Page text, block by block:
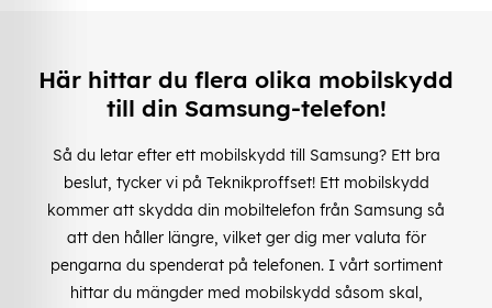
Här hittar du flera olika mobilskydd
till din Samsung-telefon!
Så du letar efter ett mobilskydd till Samsung? Ett bra
beslut, tycker vi på Teknikproffset! Ett mobilskydd
kommer att skydda din mobiltelefon från Samsung så
att den håller längre, vilket ger dig mer valuta för
pengarna du spenderat på telefonen. I vårt sortiment
hittar du mängder med mobilskydd såsom skal,